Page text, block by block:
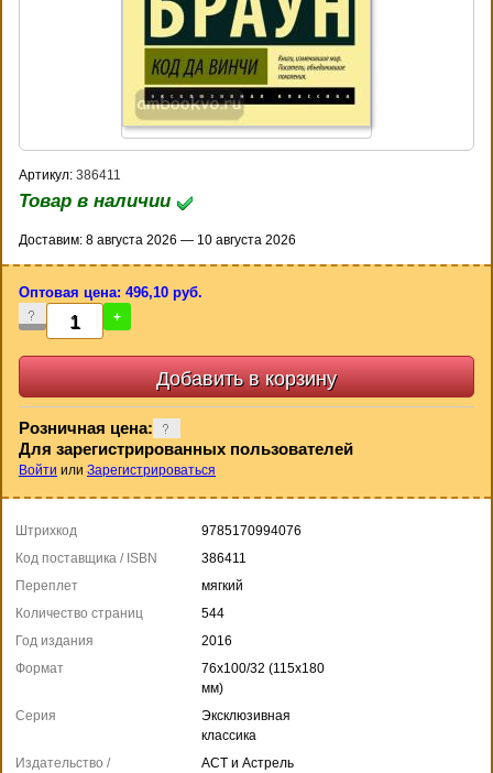
Артикул: 386411
Товар в наличии
Доставим: 8 августа 2026 — 10 августа 2026
Оптовая цена: 496,10 руб.
- +
Розничная цена:
Для зарегистрированных пользователей
Войти или Зарегистрироваться
Штрихкод
9785170994076
Код поставщика / ISBN
386411
Переплет
мягкий
Количество страниц
544
Год издания
2016
Формат
76x100/32 (115х180
мм)
Серия
Эксклюзивная
классика
Издательство /
АСТ и Астрель